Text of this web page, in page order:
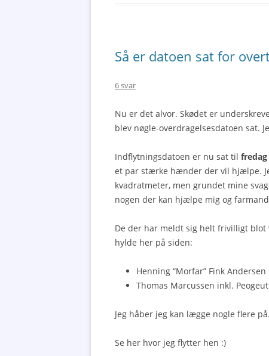
Så er datoen sat for
6 svar
Nu er det alvor. Skødet er
blev nøgle-overdragelsesdatoen sat.
Indflytningsdatoen er nu sat til fredag
et par stærke hænder der vil hjælpe.
kvadratmeter, men grundet mine
nogen der kan hjælpe mig og
De der har meldt sig helt frivilligt blot
hylde her på siden:
Henning “Morfar” Fink Andersen
Thomas Marcussen inkl.
Jeg håber jeg kan lægge nogle flere
Se her hvor jeg flytter hen :)